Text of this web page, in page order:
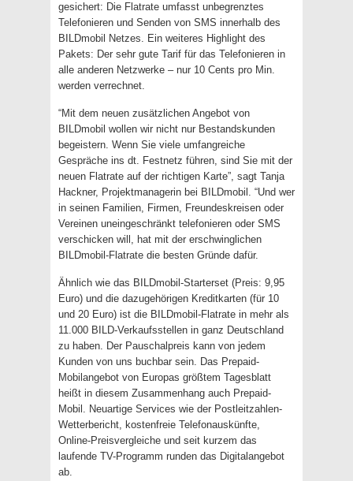
gesichert: Die Flatrate umfasst unbegrenztes
Telefonieren und Senden von SMS innerhalb des
BILDmobil Netzes. Ein weiteres Highlight des
Pakets: Der sehr gute Tarif für das Telefonieren in
alle anderen Netzwerke – nur 10 Cents pro Min.
werden verrechnet.
“Mit dem neuen zusätzlichen Angebot von
BILDmobil wollen wir nicht nur Bestandskunden
begeistern. Wenn Sie viele umfangreiche
Gespräche ins dt. Festnetz führen, sind Sie mit der
neuen Flatrate auf der richtigen Karte”, sagt Tanja
Hackner, Projektmanagerin bei BILDmobil. “Und wer
in seinen Familien, Firmen, Freundeskreisen oder
Vereinen uneingeschränkt telefonieren oder SMS
verschicken will, hat mit der erschwinglichen
BILDmobil-Flatrate die besten Gründe dafür.
Ähnlich wie das BILDmobil-Starterset (Preis: 9,95
Euro) und die dazugehörigen Kreditkarten (für 10
und 20 Euro) ist die BILDmobil-Flatrate in mehr als
11.000 BILD-Verkaufsstellen in ganz Deutschland
zu haben. Der Pauschalpreis kann von jedem
Kunden von uns buchbar sein. Das Prepaid-
Mobilangebot von Europas größtem Tagesblatt
heißt in diesem Zusammenhang auch Prepaid-
Mobil. Neuartige Services wie der Postleitzahlen-
Wetterbericht, kostenfreie Telefonauskünfte,
Online-Preisvergleiche und seit kurzem das
laufende TV-Programm runden das Digitalangebot
ab.